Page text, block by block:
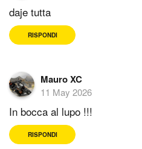
daje tutta
RISPONDI
Mauro XC
11 May 2026
In bocca al lupo !!!
RISPONDI